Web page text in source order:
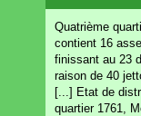
Quatrième
contient 16
finissant au 23
raison de 40
[...] Etat de
quartier 1761,